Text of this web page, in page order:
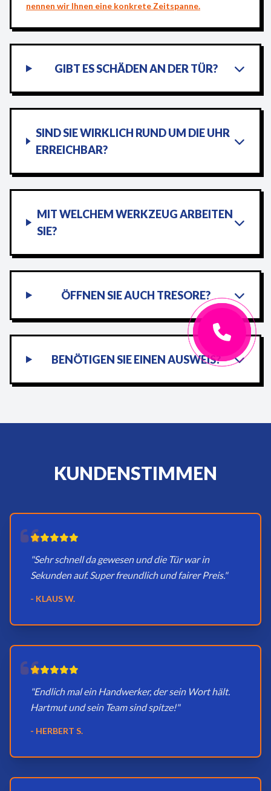
nennen wir Ihnen eine konkrete Zeitspanne.
GIBT ES SCHÄDEN AN DER TÜR?
SIND SIE WIRKLICH RUND UM DIE UHR
ERREICHBAR?
MIT WELCHEM WERKZEUG ARBEITEN
SIE?
ÖFFNEN SIE AUCH TRESORE?
BENÖTIGEN SIE EINEN AUSWEIS?
KUNDENSTIMMEN
"Sehr schnell da gewesen und die Tür war in
Sekunden auf. Super freundlich und fairer Preis."
- KLAUS W.
"Endlich mal ein Handwerker, der sein Wort hält.
Hartmut und sein Team sind spitze!"
- HERBERT S.